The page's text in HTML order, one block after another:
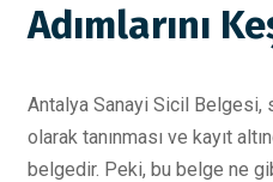
Adımlarını
Antalya Sanayi Sicil
olarak tanınması ve kayıt
belgedir. Peki, bu belge ne